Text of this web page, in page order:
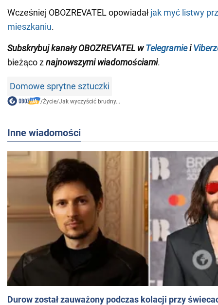
Wcześniej OBOZREVATEL opowiadał jak myć listwy
mieszkaniu.
Subskrybuj kanały OBOZREVATEL w Telegramiei
bieżąco znajnowszymi wiadomościami.
Domowe sprytne sztuczki
/Życie/Jak wyczyścić brudny...
Inne wiadomości
Durow został zauważony podczas kolacji przy